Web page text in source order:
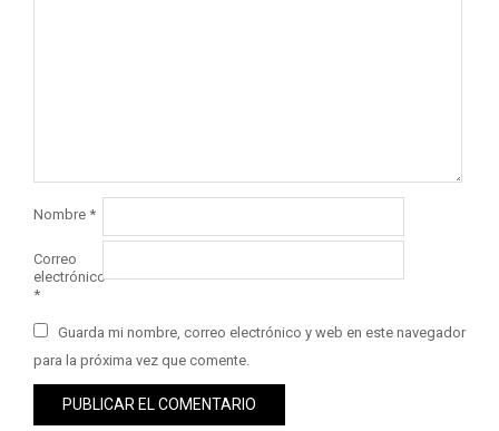
Nombre *
Correo
electrónico
*
Guarda mi nombre, correo electrónico y web en este navegador
para la próxima vez que comente.